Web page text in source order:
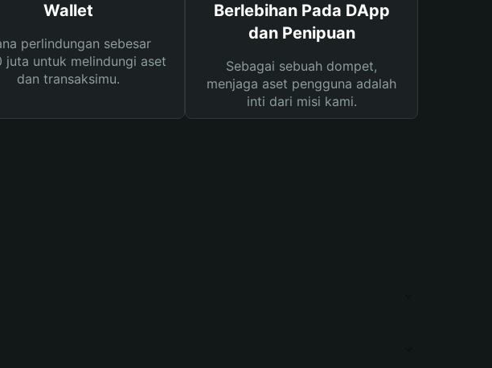
Wallet
perlindungan sebesar
juta untuk melindungi aset
dan transaksimu.
Berlebihan Pada DApp
dan Penipuan
Sebagai sebuah dompet,
menjaga aset pengguna adalah
inti dari misi kami.